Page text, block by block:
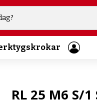
RL 25 M6 S/